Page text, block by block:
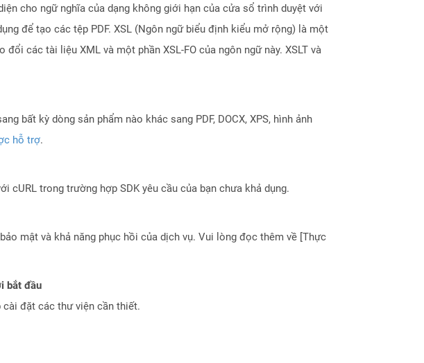
cho ngữ nghĩa của dạng không giới hạn của cửa sổ trình duyệt với
để tạo các tệp PDF. XSL (Ngôn ngữ biểu định kiểu mở rộng) là một
các tài liệu XML và một phần XSL-FO của ngôn ngữ này. XSLT và
bất kỳ dòng sản phẩm nào khác sang PDF, DOCX, XPS, hình ảnh
hỗ trợ.
trong trường hợp SDK yêu cầu của bạn chưa khả dụng.
mật và khả năng phục hồi của dịch vụ. Vui lòng đọc thêm về [Thực
bắt đầu
đặt các thư viện cần thiết.